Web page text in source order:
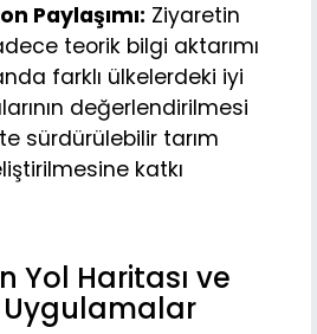
Paylaşımı: Ziyaretin
teorik bilgi aktarımı
farklı ülkelerdeki iyi
değerlendirilmesi
sürdürülebilir tarım
katkı
Yol Haritası ve